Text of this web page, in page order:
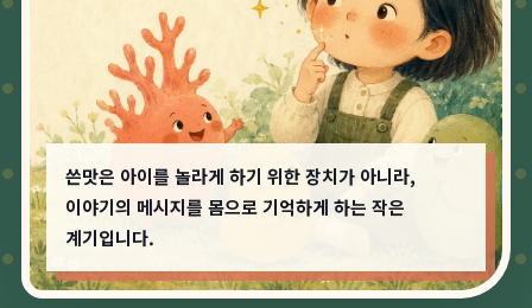
쓴맛은 아이를 놀라게 하기 위한 장치가 아니라,
이야기의 메시지를 몸으로 기억하게 하는 작은
계기입니다.